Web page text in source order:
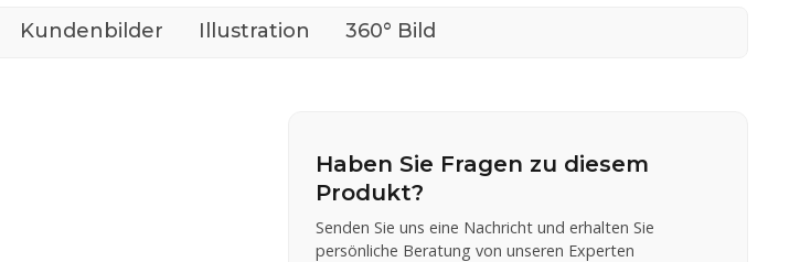
Kundenbilder Illustration 360° Bild
Haben Sie Fragen zu diesem
Produkt?
Senden Sie uns eine Nachricht und erhalten Sie
persönliche Beratung von unseren Experten